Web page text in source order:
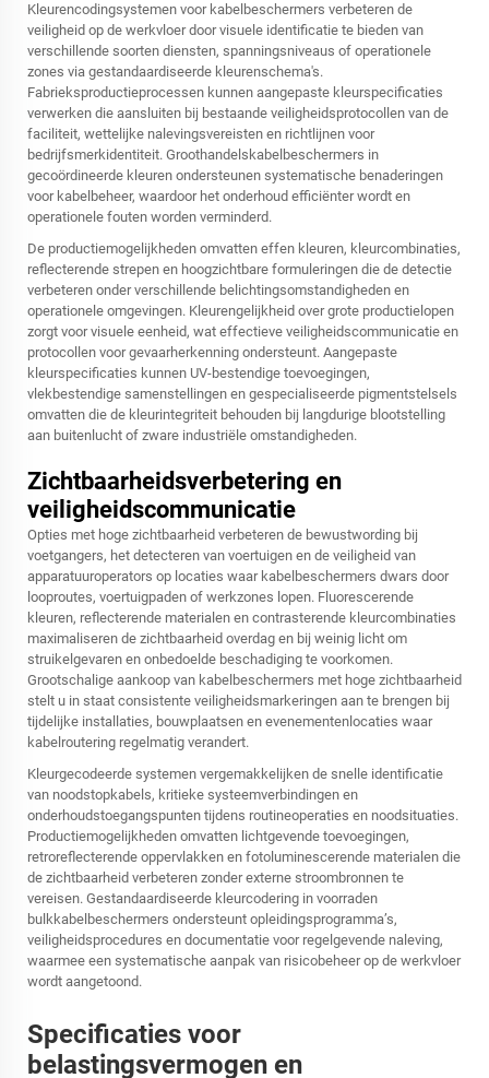
Kleurencodingsystemen voor kabelbeschermers verbeteren de
veiligheid op de werkvloer door visuele identificatie te bieden van
verschillende soorten diensten, spanningsniveaus of operationele
zones via gestandaardiseerde kleurenschema's.
Fabrieksproductieprocessen kunnen aangepaste kleurspecificaties
verwerken die aansluiten bij bestaande veiligheidsprotocollen van de
faciliteit, wettelijke nalevingsvereisten en richtlijnen voor
bedrijfsmerkidentiteit. Groothandelskabelbeschermers in
gecoördineerde kleuren ondersteunen systematische benaderingen
voor kabelbeheer, waardoor het onderhoud efficiënter wordt en
operationele fouten worden verminderd.
De productiemogelijkheden omvatten effen kleuren, kleurcombinaties,
reflecterende strepen en hoogzichtbare formuleringen die de detectie
verbeteren onder verschillende belichtingsomstandigheden en
operationele omgevingen. Kleurengelijkheid over grote productielopen
zorgt voor visuele eenheid, wat effectieve veiligheidscommunicatie en
protocollen voor gevaarherkenning ondersteunt. Aangepaste
kleurspecificaties kunnen UV-bestendige toevoegingen,
vlekbestendige samenstellingen en gespecialiseerde pigmentstelsels
omvatten die de kleurintegriteit behouden bij langdurige blootstelling
aan buitenlucht of zware industriële omstandigheden.
Zichtbaarheidsverbetering en
veiligheidscommunicatie
Opties met hoge zichtbaarheid verbeteren de bewustwording bij
voetgangers, het detecteren van voertuigen en de veiligheid van
apparatuuroperators op locaties waar kabelbeschermers dwars door
looproutes, voertuigpaden of werkzones lopen. Fluorescerende
kleuren, reflecterende materialen en contrasterende kleurcombinaties
maximaliseren de zichtbaarheid overdag en bij weinig licht om
struikelgevaren en onbedoelde beschadiging te voorkomen.
Grootschalige aankoop van kabelbeschermers met hoge zichtbaarheid
stelt u in staat consistente veiligheidsmarkeringen aan te brengen bij
tijdelijke installaties, bouwplaatsen en evenementenlocaties waar
kabelroutering regelmatig verandert.
Kleurgecodeerde systemen vergemakkelijken de snelle identificatie
van noodstopkabels, kritieke systeemverbindingen en
onderhoudstoegangspunten tijdens routineoperaties en noodsituaties.
Productiemogelijkheden omvatten lichtgevende toevoegingen,
retroreflecterende oppervlakken en fotoluminescerende materialen die
de zichtbaarheid verbeteren zonder externe stroombronnen te
vereisen. Gestandaardiseerde kleurcodering in voorraden
bulkkabelbeschermers ondersteunt opleidingsprogramma’s,
veiligheidsprocedures en documentatie voor regelgevende naleving,
waarmee een systematische aanpak van risicobeheer op de werkvloer
wordt aangetoond.
Specificaties voor
belastingsvermogen en